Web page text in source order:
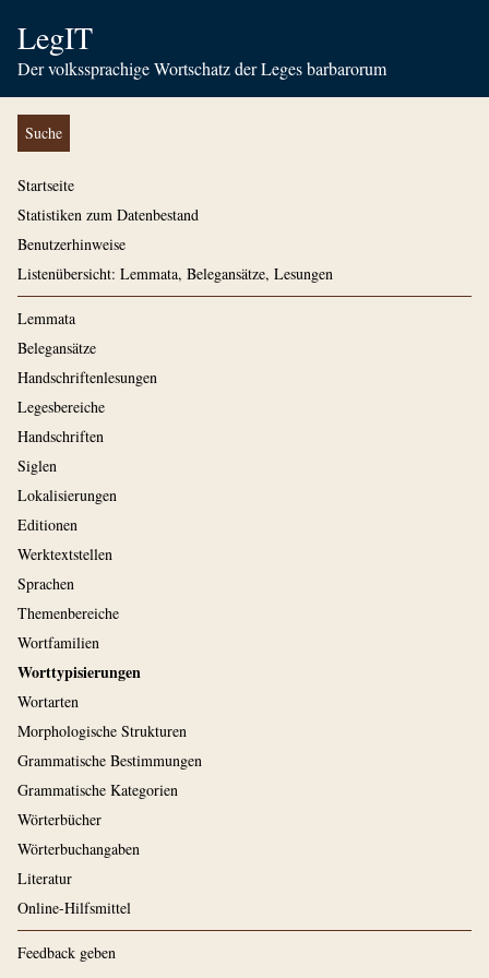
LegIT
Der volkssprachige Wortschatz der Leges barbarorum
Suche
Startseite
Statistiken zum Datenbestand
Benutzerhinweise
Listenübersicht: Lemmata, Belegansätze, Lesungen
Lemmata
Belegansätze
Handschriftenlesungen
Legesbereiche
Handschriften
Siglen
Lokalisierungen
Editionen
Werktextstellen
Sprachen
Themenbereiche
Wortfamilien
Worttypisierungen
Wortarten
Morphologische Strukturen
Grammatische Bestimmungen
Grammatische Kategorien
Wörterbücher
Wörterbuchangaben
Literatur
Online-Hilfsmittel
Feedback geben